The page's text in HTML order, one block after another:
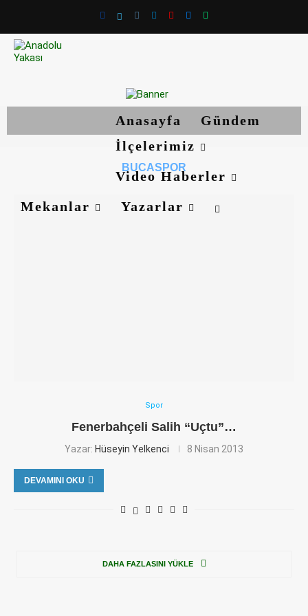
Anasayfa
Gündem
İlçelerimiz
Video Haberler
Mekanlar
Yazarlar
BUCASPOR
Spor
Fenerbahçeli Salih “Uçtu”…
Yazar: Hüseyin Yelkenci 8 Nisan 2013
DEVAMINI OKU
DAHA FAZLASINI YÜKLE